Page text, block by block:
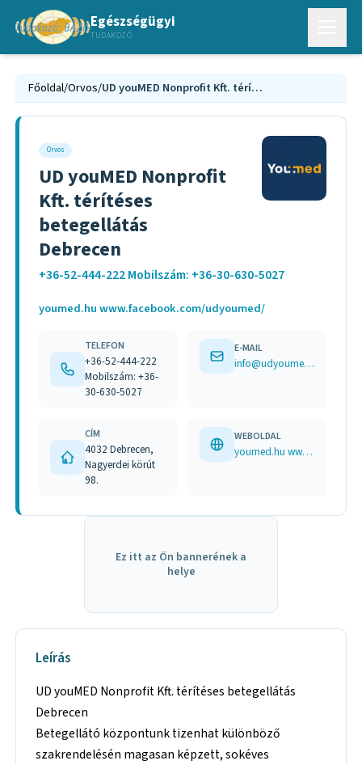
Egészségügyi
TUDAKOZÓ
Főoldal/Orvos/ UD youMED Nonprofit Kft. térítéses betegellátás Debrecen
Orvos
UD youMED Nonprofit
Kft. térítéses
betegellátás
Debrecen
+36-52-444-222 Mobilszám: +36-30-630-5027
youmed.hu www.facebook.com/udyoumed/
TELEFON
+36-52-444-222
Mobilszám: +36-
30-630-5027
E-MAIL
info@udyoumed.hu
CÍM
4032 Debrecen,
Nagyerdei körút
98.
WEBOLDAL
youmed.hu www.facebook.com/udyoumed/
Ez itt az Ön bannerének a
helye
Leírás
UD youMED Nonprofit Kft. térítéses betegellátás
Debrecen
Betegellátó központunk tizenhat különböző
szakrendelésén magasan képzett, sokéves